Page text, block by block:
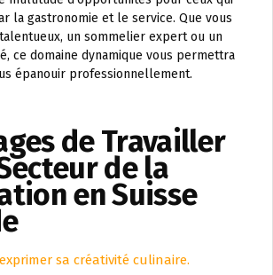
la gastronomie et le service. Que vous
un sommelier expert ou un
ce domaine dynamique vous permettra
épanouir professionnellement.
de Travailler
de la
en Suisse
sa créativité culinaire.